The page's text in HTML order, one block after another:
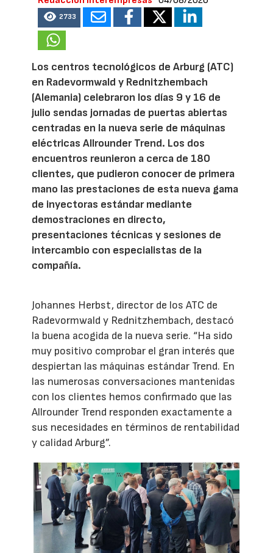
2733
Los centros tecnológicos de Arburg (ATC)
en Radevormwald y Rednitzhembach
(Alemania) celebraron los días 9 y 16 de
julio sendas jornadas de puertas abiertas
centradas en la nueva serie de máquinas
eléctricas Allrounder Trend. Los dos
encuentros reunieron a cerca de 180
clientes, que pudieron conocer de primera
mano las prestaciones de esta nueva gama
de inyectoras estándar mediante
demostraciones en directo,
presentaciones técnicas y sesiones de
intercambio con especialistas de la
compañía.
Johannes Herbst, director de los ATC de
Radevormwald y Rednitzhembach, destacó
la buena acogida de la nueva serie. “Ha sido
muy positivo comprobar el gran interés que
despiertan las máquinas estándar Trend. En
las numerosas conversaciones mantenidas
con los clientes hemos confirmado que las
Allrounder Trend responden exactamente a
sus necesidades en términos de rentabilidad
y calidad Arburg”.